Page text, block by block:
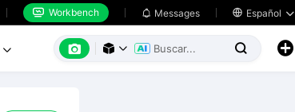
 Workbench  Messages  Español 
     